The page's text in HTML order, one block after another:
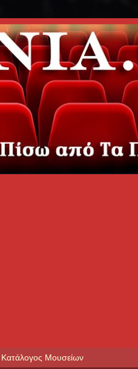
Κατάλογος Μουσείων